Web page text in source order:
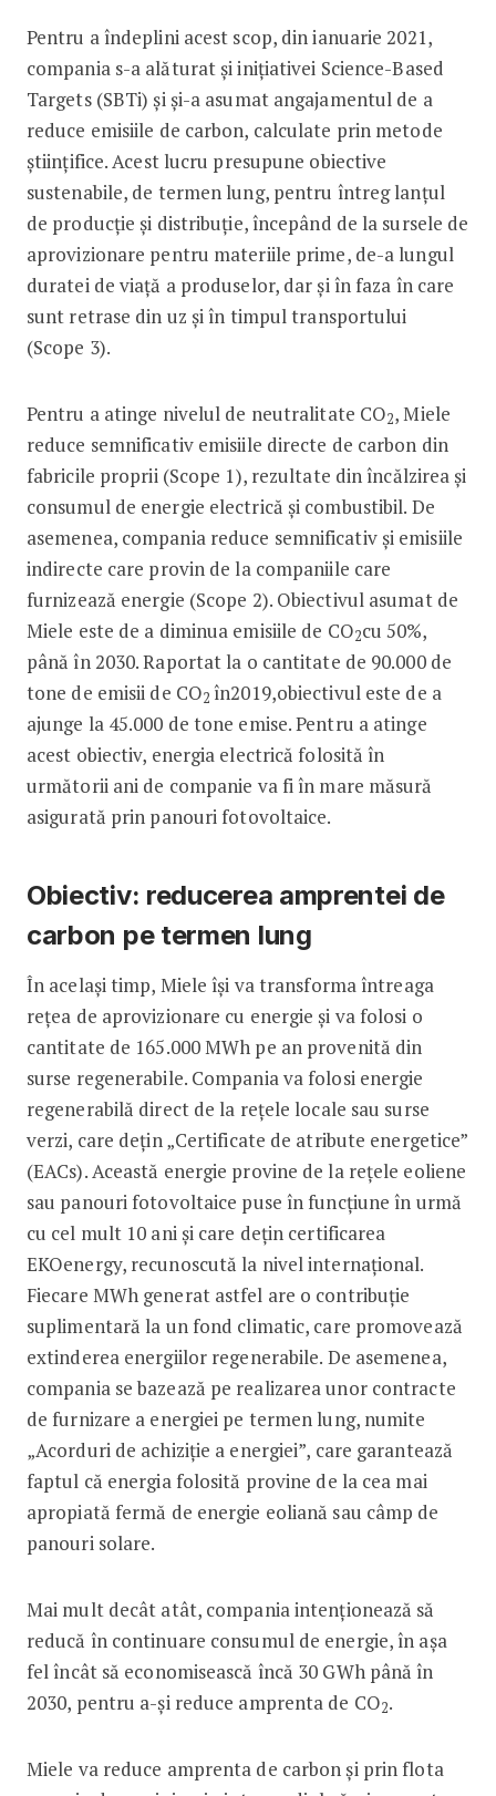
Pentru a îndeplini acest scop, din ianuarie 2021,
compania s-a alăturat și inițiativei Science-Based
Targets (SBTi) și și-a asumat angajamentul de a
reduce emisiile de carbon, calculate prin metode
științifice. Acest lucru presupune obiective
sustenabile, de termen lung, pentru întreg lanțul
de producție și distribuție, începând de la sursele de
aprovizionare pentru materiile prime, de-a lungul
duratei de viață a produselor, dar și în faza în care
sunt retrase din uz și în timpul transportului
(Scope 3).
Pentru a atinge nivelul de neutralitate CO2, Miele
reduce semnificativ emisiile directe de carbon din
fabricile proprii (Scope 1), rezultate din încălzirea și
consumul de energie electrică și combustibil. De
asemenea, compania reduce semnificativ și emisiile
indirecte care provin de la companiile care
furnizează energie (Scope 2). Obiectivul asumat de
Miele este de a diminua emisiile de CO2cu 50%,
până în 2030. Raportat la o cantitate de 90.000 de
tone de emisii de CO2 în2019,obiectivul este de a
ajunge la 45.000 de tone emise. Pentru a atinge
acest obiectiv, energia electrică folosită în
următorii ani de companie va fi în mare măsură
asigurată prin panouri fotovoltaice.
Obiectiv: reducerea amprentei de
carbon pe termen lung
În același timp, Miele își va transforma întreaga
rețea de aprovizionare cu energie și va folosi o
cantitate de 165.000 MWh pe an provenită din
surse regenerabile. Compania va folosi energie
regenerabilă direct de la rețele locale sau surse
verzi, care dețin „Certificate de atribute energetice”
(EACs). Această energie provine de la rețele eoliene
sau panouri fotovoltaice puse în funcțiune în urmă
cu cel mult 10 ani și care dețin certificarea
EKOenergy, recunoscută la nivel internațional.
Fiecare MWh generat astfel are o contribuție
suplimentară la un fond climatic, care promovează
extinderea energiilor regenerabile. De asemenea,
compania se bazează pe realizarea unor contracte
de furnizare a energiei pe termen lung, numite
„Acorduri de achiziție a energiei”, care garantează
faptul că energia folosită provine de la cea mai
apropiată fermă de energie eoliană sau câmp de
panouri solare.
Mai mult decât atât, compania intenționează să
reducă în continuare consumul de energie, în așa
fel încât să economisească încă 30 GWh până în
2030, pentru a-și reduce amprenta de CO2.
Miele va reduce amprenta de carbon și prin flota